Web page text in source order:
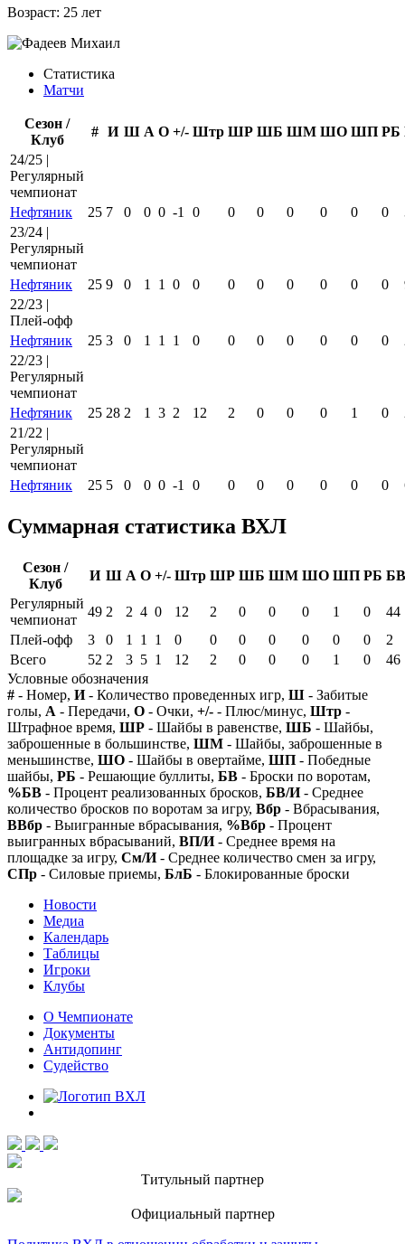
Возраст: 25 лет
Статистика
Матчи
Сезон /
Клуб
# И Ш А О +/- Штр ШР ШБ ШМ ШО ШП РБ
24/25 |
Регулярный
чемпионат
Нефтяник
25 7 0 0 0 -1 0 0 0 0 0 0 0
23/24 |
Регулярный
чемпионат
Нефтяник
25 9 0 1 1 0 0 0 0 0 0 0 0
22/23 |
Плей-офф
Нефтяник
25 3 0 1 1 1 0 0 0 0 0 0 0
22/23 |
Регулярный
чемпионат
Нефтяник
25 28 2 1 3 2 12 2 0 0 0 1 0
21/22 |
Регулярный
чемпионат
Нефтяник
25 5 0 0 0 -1 0 0 0 0 0 0 0
Суммарная статистика ВХЛ
Сезон /
Клуб
И Ш А О +/- Штр ШР ШБ ШМ ШО ШП РБ БВ
Регулярный
чемпионат
49 2 2 4 0 12 2 0 0 0 1 0
44
Плей-офф
3 0 1 1 1 0 0 0 0 0 0 0
2
Всего
52 2 3 5 1 12 2 0 0 0 1 0
46
Условные обозначения
# - Номер, И- Количество проведенных игр, Ш - Забитые
голы, А - Передачи, О - Очки, +/- - Плюс/минус, Штр -
Штрафное время, ШР - Шайбы в равенстве, ШБ - Шайбы,
заброшенные в большинстве, ШМ - Шайбы, заброшенные в
меньшинстве, ШО - Шайбы в овертайме, ШП - Победные
шайбы, РБ - Решающие буллиты, БВ - Броски по воротам,
%БВ - Процент реализованных бросков, БВ/И- Среднее
количество бросков по воротам за игру, Вбр - Вбрасывания,
ВВбр - Выигранные вбрасывания, %Вбр - Процент
выигранных вбрасываний, ВП/И- Среднее время на
площадке за игру, См/И- Среднее количество смен за игру,
СПр - Силовые приемы, БлБ - Блокированные броски
Новости
Медиа
Календарь
Таблицы
Игроки
Клубы
О Чемпионате
Документы
Антидопинг
Судейство
Титульный партнер
Официальный партнер